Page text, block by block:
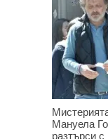
Мануела
разтърси